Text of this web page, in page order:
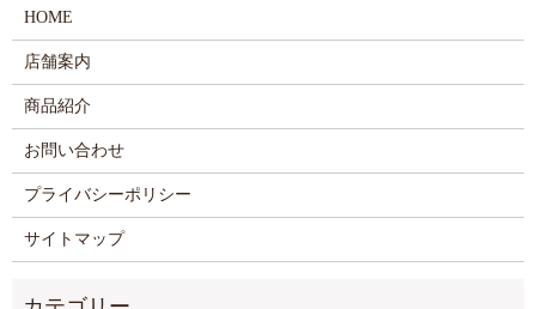
HOME
店舗案内
商品紹介
お問い合わせ
プライバシーポリシー
サイトマップ